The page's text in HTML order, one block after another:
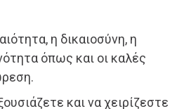
η δικαιοσύνη, η
όπως και οι καλές
και να χειρίζεστε